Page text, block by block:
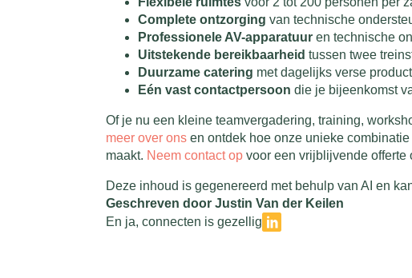
Complete ontzorging van technische
Professionele AV-apparatuur en technische
Uitstekende bereikbaarheid tussen twee
Duurzame catering met dagelijks verse
Eén vast contactpersoon die je bijeenkomst
Of je nu een kleine teamvergadering, training,
meer over ons en ontdek hoe onze unieke
maakt. Neem contact op voor een vrijblijvende
Deze inhoud is gegenereerd met behulp van AI en
Geschreven door Justin Van der Keilen
En ja, connecten is gezellig